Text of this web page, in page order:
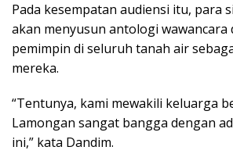
Pada kesempatan audiensi itu, para
akan menyusun antologi wawancara
pemimpin di seluruh tanah air
mereka.
“Tentunya, kami mewakili keluarga
Lamongan sangat bangga dengan
ini,” kata Dandim.